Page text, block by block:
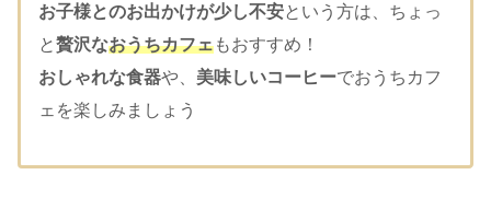
お子様とのお出かけが少し不安という方は、ちょっ
と贅沢なおうちカフェもおすすめ！
おしゃれな食器や、 美味しいコーヒーでおうちカフ
ェを楽しみましょう